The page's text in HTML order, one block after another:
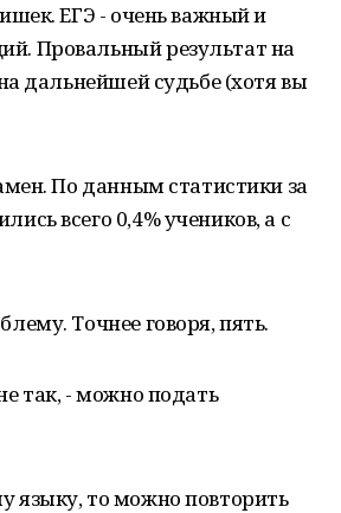
ЕГЭ - очень важный и
Провальный результат на
дальнейшей судьбе (хотя вы
По данным статистики за
всего 0,4% учеников, а с
Точнее говоря, пять.
так, - можно подать
языку, то можно повторить